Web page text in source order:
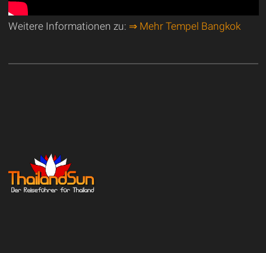
Weitere Informationen zu: ⇒ Mehr Tempel Bangkok